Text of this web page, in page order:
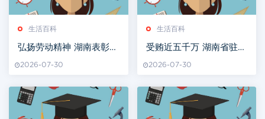
生活百科
弘扬劳动精神 湖南表彰一
2026-07-30
生活百科
受贿近五千万 湖南省驻沪
半
2026-07-30